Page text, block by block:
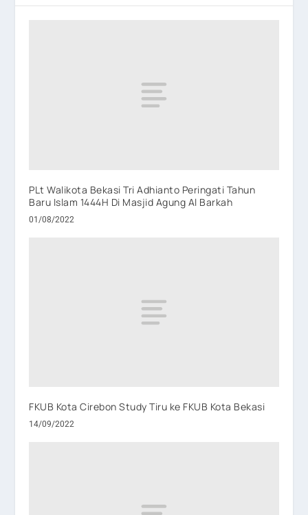
PLt Walikota Bekasi Tri Adhianto Peringati Tahun
Baru Islam 1444H Di Masjid Agung Al Barkah
01/08/2022
FKUB Kota Cirebon Study Tiru ke FKUB Kota Bekasi
14/09/2022